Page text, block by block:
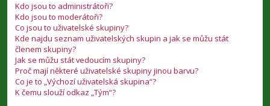
Kdo jsou to administrátoři?
Kdo jsou to moderátoři?
Co jsou to uživatelské skupiny?
Kde najdu seznam uživatelských skupin a jak se můžu stát
členem skupiny?
Jak se můžu stát vedoucím skupiny?
Proč mají některé uživatelské skupiny jinou barvu?
Co je to „Výchozí uživatelská skupina“?
K čemu slouží odkaz „Tým“?